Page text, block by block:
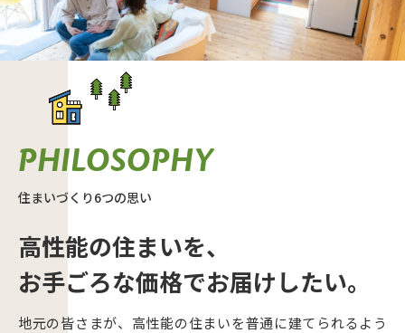
PHILOSOPHY
住まいづくり6つの思い
高性能の住まいを、
お手ごろな価格でお届けしたい。
地元の皆さまが、高性能の住まいを普通に建てられるよう